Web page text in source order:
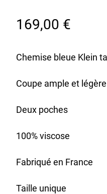
169,00 €
Chemise bleue Klein
Coupe ample et légère
Deux poches
100% viscose
Fabriqué en France
Taille unique